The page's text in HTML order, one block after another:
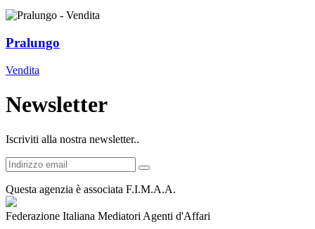
Pralungo
Vendita
Newsletter
Iscriviti alla nostra newsletter..
Questa agenzia è associata F.I.M.A.A.
Federazione Italiana Mediatori Agenti d'Affari